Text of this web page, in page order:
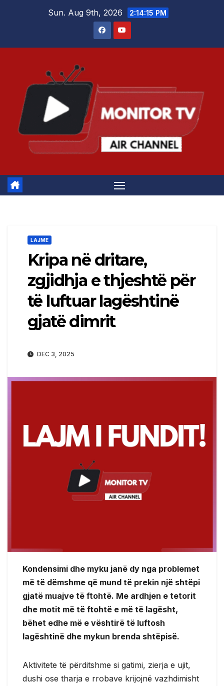
Sun. Aug 9th, 2026 2:14:16 PM
LAJME
Kripa në dritare,
zgjidhja e thjeshtë për
të luftuar lagështinë
gjatë dimrit
DEC 3, 2025
Kondensimi dhe myku janë dy nga problemet
më të dëmshme që mund të prekin një shtëpi
gjatë muajve të ftohtë. Me ardhjen e tetorit
dhe motit më të ftohtë e më të lagësht,
bëhet edhe më e vështirë të luftosh
lagështinë dhe mykun brenda shtëpisë.
Aktivitete të përditshme si gatimi, zierja e ujit,
dushi ose tharja e rrobave krijojnë vazhdimisht